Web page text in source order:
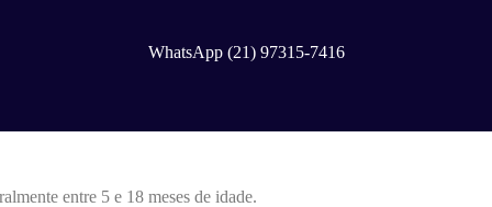
WhatsApp (21) 97315-7416
entre 5 e 18 meses de idade.